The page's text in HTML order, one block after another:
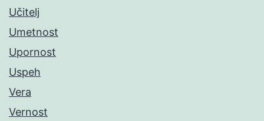
Učitelj
Umetnost
Upornost
Uspeh
Vera
Vernost